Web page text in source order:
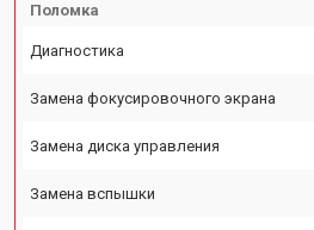
Поломка
Диагностика
Замена фокусировочного экрана
Замена диска управления
Замена вспышки